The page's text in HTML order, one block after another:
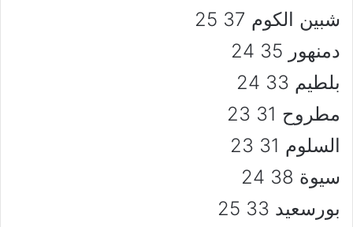
شبين الكوم 37 25
دمنهور 35 24
بلطيم 33 24
مطروح 31 23
السلوم 31 23
سيوة 38 24
بورسعيد 33 25